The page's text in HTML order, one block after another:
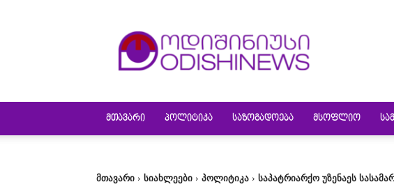
ᲛᲗᲐᲕᲐᲠᲘ ᲞᲝᲚᲘᲢᲘᲙᲐ ᲡᲐᲖᲝᲒᲐᲓᲝᲔᲑᲐ ᲛᲡᲝᲤᲚᲘᲝ
მთავარი სიახლეები პოლიტიკა საპატრიარქო უზენაეს